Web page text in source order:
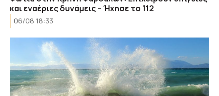
και εναέριες δυνάμεις – Ήχησε το 112
06/08 18:33